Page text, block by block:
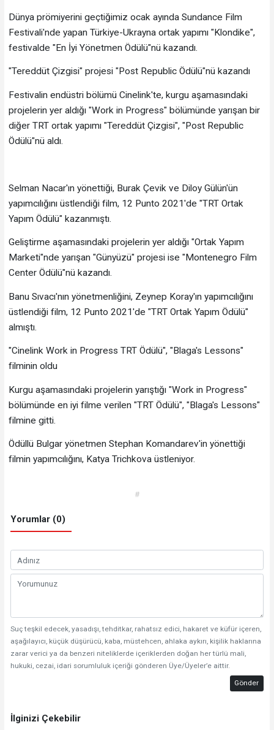
Dünya prömiyerini geçtiğimiz ocak ayında Sundance Film
Festivali'nde yapan Türkiye-Ukrayna ortak yapımı "Klondike",
festivalde "En İyi Yönetmen Ödülü"nü kazandı.
"Tereddüt Çizgisi" projesi "Post Republic Ödülü"nü kazandı
Festivalin endüstri bölümü Cinelink'te, kurgu aşamasındaki
projelerin yer aldığı "Work in Progress" bölümünde yarışan bir
diğer TRT ortak yapımı "Tereddüt Çizgisi", "Post Republic
Ödülü"nü aldı.
Selman Nacar'ın yönettiği, Burak Çevik ve Diloy Gülün'ün
yapımcılığını üstlendiği film, 12 Punto 2021'de "TRT Ortak
Yapım Ödülü" kazanmıştı.
Geliştirme aşamasındaki projelerin yer aldığı "Ortak Yapım
Marketi"nde yarışan "Günyüzü" projesi ise "Montenegro Film
Center Ödülü"nü kazandı.
Banu Sıvacı'nın yönetmenliğini, Zeynep Koray'ın yapımcılığını
üstlendiği film, 12 Punto 2021'de "TRT Ortak Yapım Ödülü"
almıştı.
"Cinelink Work in Progress TRT Ödülü", "Blaga's Lessons"
filminin oldu
Kurgu aşamasındaki projelerin yarıştığı "Work in Progress"
bölümünde en iyi filme verilen "TRT Ödülü", "Blaga's Lessons"
filmine gitti.
Ödüllü Bulgar yönetmen Stephan Komandarev'in yönettiği
filmin yapımcılığını, Katya Trichkova üstleniyor.
#
Yorumlar (0)
Suç teşkil edecek, yasadışı, tehditkar, rahatsız edici, hakaret ve küfür içeren,
aşağılayıcı, küçük düşürücü, kaba, müstehcen, ahlaka aykırı, kişilik haklarına
zarar verici ya da benzeri niteliklerde içeriklerden doğan her türlü mali,
hukuki, cezai, idari sorumluluk içeriği gönderen Üye/Üyeler’e aittir.
Gönder
İlginizi Çekebilir